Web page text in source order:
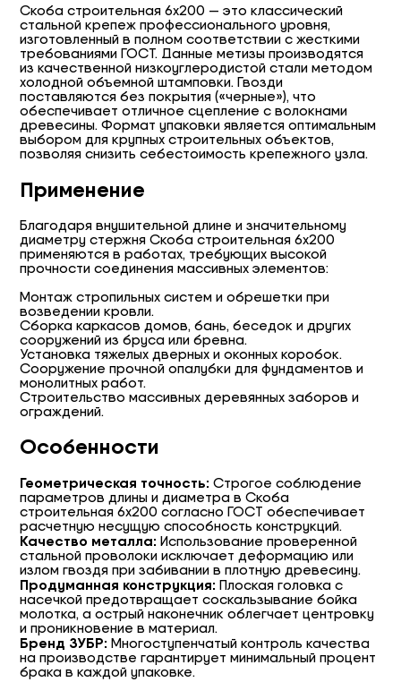
Скоба строительная 6х200 — это классический
стальной крепеж профессионального уровня,
изготовленный в полном соответствии с жесткими
требованиями ГОСТ. Данные метизы производятся
из качественной низкоуглеродистой стали методом
холодной объемной штамповки. Гвозди
поставляются без покрытия («черные»), что
обеспечивает отличное сцепление с волокнами
древесины. Формат упаковки является оптимальным
выбором для крупных строительных объектов,
позволяя снизить себестоимость крепежного узла.
Применение
Благодаря внушительной длине и значительному
диаметру стержня Скоба строительная 6х200
применяются в работах, требующих высокой
прочности соединения массивных элементов:
Монтаж стропильных систем и обрешетки при
возведении кровли.
Сборка каркасов домов, бань, беседок и других
сооружений из бруса или бревна.
Установка тяжелых дверных и оконных коробок.
Сооружение прочной опалубки для фундаментов и
монолитных работ.
Строительство массивных деревянных заборов и
ограждений.
Особенности
Геометрическая точность: Строгое соблюдение
параметров длины и диаметра в Скоба
строительная 6х200 согласно ГОСТ обеспечивает
расчетную несущую способность конструкций.
Качество металла: Использование проверенной
стальной проволоки исключает деформацию или
излом гвоздя при забивании в плотную древесину.
Продуманная конструкция: Плоская головка с
насечкой предотвращает соскальзывание бойка
молотка, а острый наконечник облегчает центровку
и проникновение в материал.
Бренд ЗУБР: Многоступенчатый контроль качества
на производстве гарантирует минимальный процент
брака в каждой упаковке.